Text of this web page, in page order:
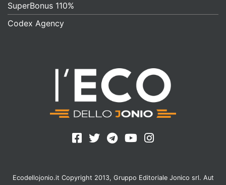
SuperBonus 110%
Codex Agency
Ecodellojonio.it Copyright 2013, Gruppo Editoriale Jonico srl. Aut